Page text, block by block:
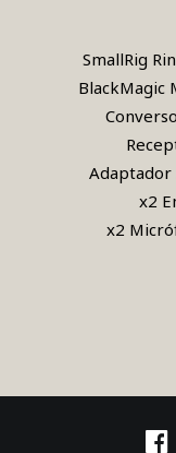
SmallRig
BlackMagic
Adaptador
x2
x2